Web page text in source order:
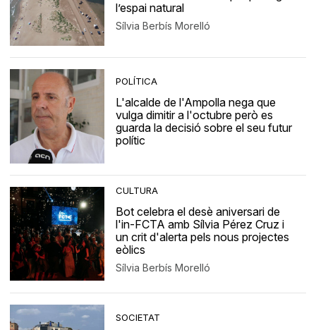
l’espai natural
Sílvia Berbís Morelló
POLÍTICA
L'alcalde de l'Ampolla nega que
vulga dimitir a l'octubre però es
guarda la decisió sobre el seu futur
polític
CULTURA
Bot celebra el desè aniversari de
l'in-FCTA amb Sílvia Pérez Cruz i
un crit d'alerta pels nous projectes
eòlics
Sílvia Berbís Morelló
SOCIETAT